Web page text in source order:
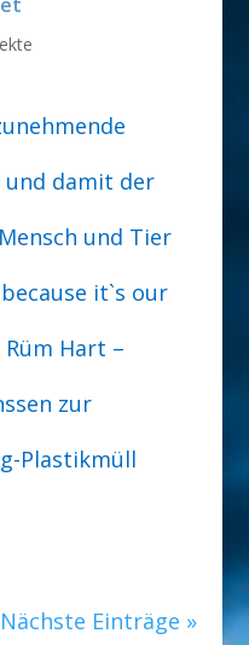
und damit der
und Tier
it`s our
Hart –
zur
Plastikmüll
Nächste Einträge »